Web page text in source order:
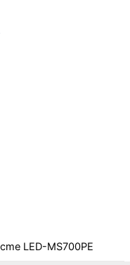
LED-MS700PE